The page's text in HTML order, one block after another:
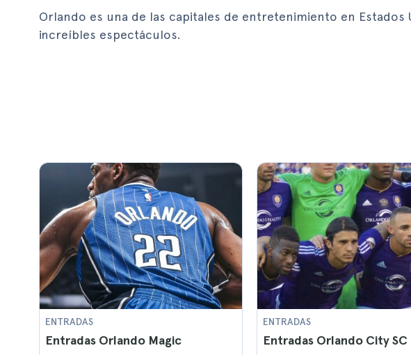
Orlando es una de las capitales de entretenimiento en Estados
increíbles espectáculos.
ENTRADAS
Entradas Orlando Magic
ENTRADAS
Entradas Orlando City SC